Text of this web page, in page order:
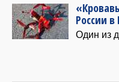
России
Один из